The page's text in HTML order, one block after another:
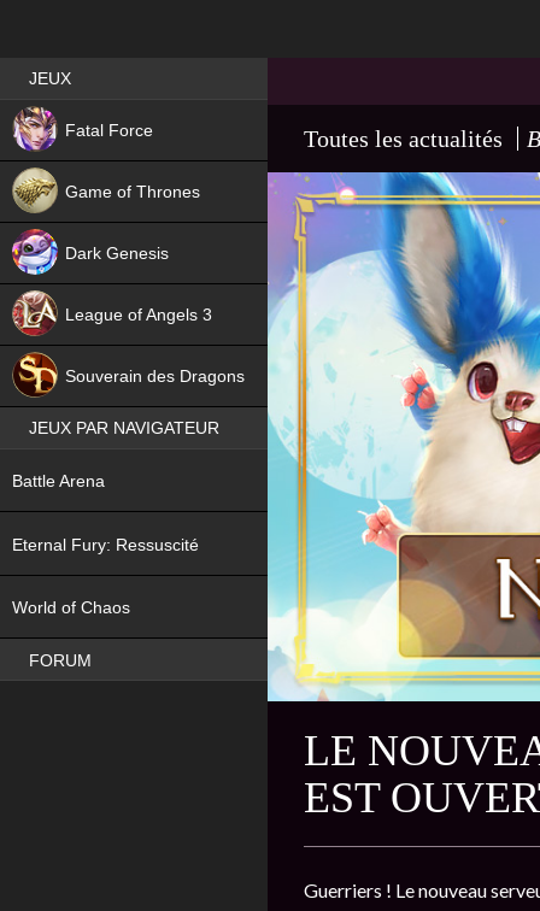
Toutes les actualités
LE
EST
Guerriers ! Le nouveau
Best RPG games in France
JEUX
Fatal Force
NEW
Game of Thrones
Dark Genesis
League of Angels 3
Souverain des Dragons
JEUX PAR NAVIGATEUR
Battle Arena
Eternal Fury: Ressuscité
World of Chaos
FORUM